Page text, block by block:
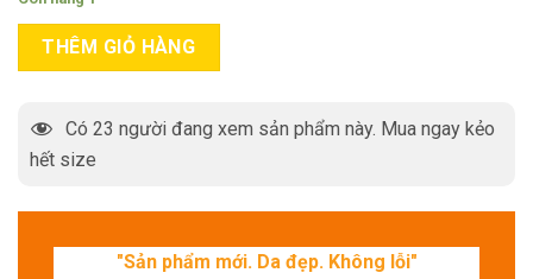
THÊM GIỎ HÀNG
Có 23 người đang xem sản phẩm này. Mua ngay kẻo
hết size
"Sản phẩm mới. Da đẹp. Không lỗi"